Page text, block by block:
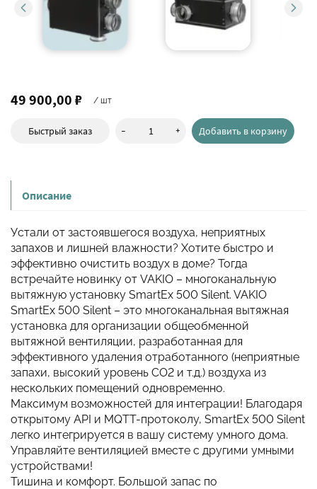
49 900,00 ₽ / шт
Быстрый заказ - + Добавить в корзину
Описание
Устали от застоявшегося воздуха, неприятных
запахов и лишней влажности? Хотите быстро и
эффективно очистить воздух в доме? Тогда
встречайте новинку от VAKIO – многоканальную
вытяжную установку SmartEx 500 Silent. VAKIO
SmartEx 500 Silent – это многоканальная вытяжная
установка для организации общеобменной
вытяжной вентиляции, разработанная для
эффективного удаления отработанного (неприятные
запахи, высокий уровень CO2 и т.д.) воздуха из
нескольких помещений одновременно.
Максимум возможностей для интеграции! Благодаря
открытому API и MQTT-протоколу, SmartEx 500 Silent
легко интегрируется в вашу систему умного дома.
Управляйте вентиляцией вместе с другими умными
устройствами!
Тишина и комфорт. Большой запас по